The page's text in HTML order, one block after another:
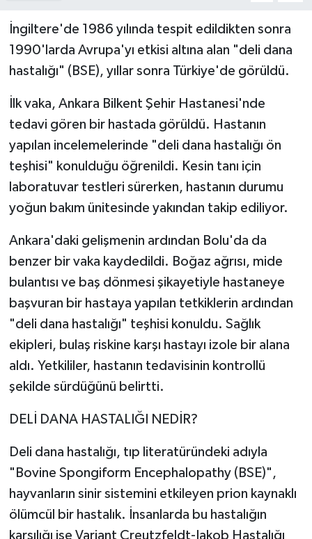
İngiltere'de 1986 yılında tespit edildikten sonra
1990'larda Avrupa'yı etkisi altına alan "deli dana
hastalığı" (BSE), yıllar sonra Türkiye'de görüldü.
İlk vaka, Ankara Bilkent Şehir Hastanesi'nde
tedavi gören bir hastada görüldü. Hastanın
yapılan incelemelerinde "deli dana hastalığı ön
teşhisi" konulduğu öğrenildi. Kesin tanı için
laboratuvar testleri sürerken, hastanın durumu
yoğun bakım ünitesinde yakından takip ediliyor.
Ankara'daki gelişmenin ardından Bolu'da da
benzer bir vaka kaydedildi. Boğaz ağrısı, mide
bulantısı ve baş dönmesi şikayetiyle hastaneye
başvuran bir hastaya yapılan tetkiklerin ardından
"deli dana hastalığı" teşhisi konuldu. Sağlık
ekipleri, bulaş riskine karşı hastayı izole bir alana
aldı. Yetkililer, hastanın tedavisinin kontrollü
şekilde sürdüğünü belirtti.
DELİ DANA HASTALIĞI NEDİR?
Deli dana hastalığı, tıp literatüründeki adıyla
"Bovine Spongiform Encephalopathy (BSE)",
hayvanların sinir sistemini etkileyen prion kaynaklı
ölümcül bir hastalık. İnsanlarda bu hastalığın
karşılığı ise Variant Creutzfeldt-Jakob Hastalığı